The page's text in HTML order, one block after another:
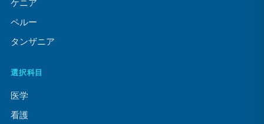
ケニア
ペルー
タンザニア
選択科目
医学
看護